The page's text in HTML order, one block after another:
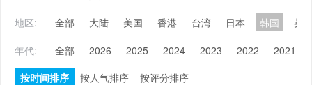
地区:
全部 大陆 美国 香港 台湾 日本 韩国
英
年代:
全部 2026 2025 2024 2023 2022 2021
按时间排序
按人气排序 按评分排序